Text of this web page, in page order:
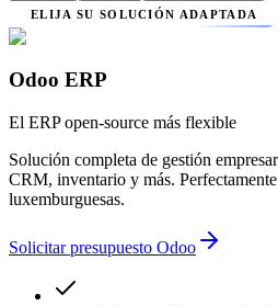
ELIJA SU SOLUCIÓN ADAPTADA
Odoo ERP
El ERP open-source más flexible
Solución completa de gestión
CRM, inventario y más.
luxemburguesas.
Solicitar presupuesto Odoo